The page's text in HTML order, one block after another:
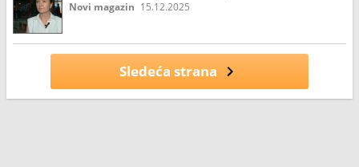
Novi magazin 15.12.2025
Sledeća strana